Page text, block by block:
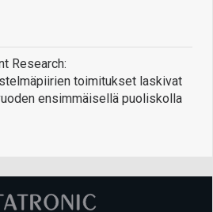
Research:
toimitukset laskivat
ensimmäisellä puoliskolla